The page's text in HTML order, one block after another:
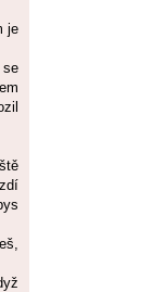
je
se